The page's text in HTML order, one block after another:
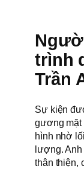
trình
Trần
Sự kiện
gương mặt
hình nhờ
lượng. Anh
thân thiện,